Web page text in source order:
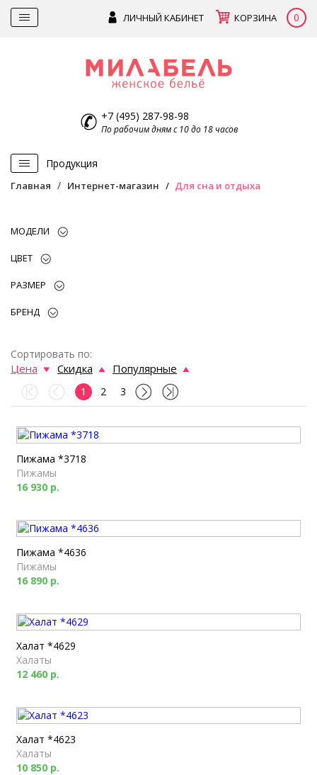
ЛИЧНЫЙ КАБИНЕТ КОРЗИНА 0
+7 (495) 287-98-98
По рабочим дням с 10 до 18 часов
Продукция
Главная Интернет-магазин Для сна и отдыха
МОДЕЛИ
ЦВЕТ
РАЗМЕР
БРЕНД
Сортировать по:
Цена Скидка Популярные
1 2 3
Пижама *3718
Пижамы
16 930 р.
Пижама *4636
Пижамы
16 890 р.
Халат *4629
Халаты
12 460 р.
Халат *4623
Халаты
10 850 р.